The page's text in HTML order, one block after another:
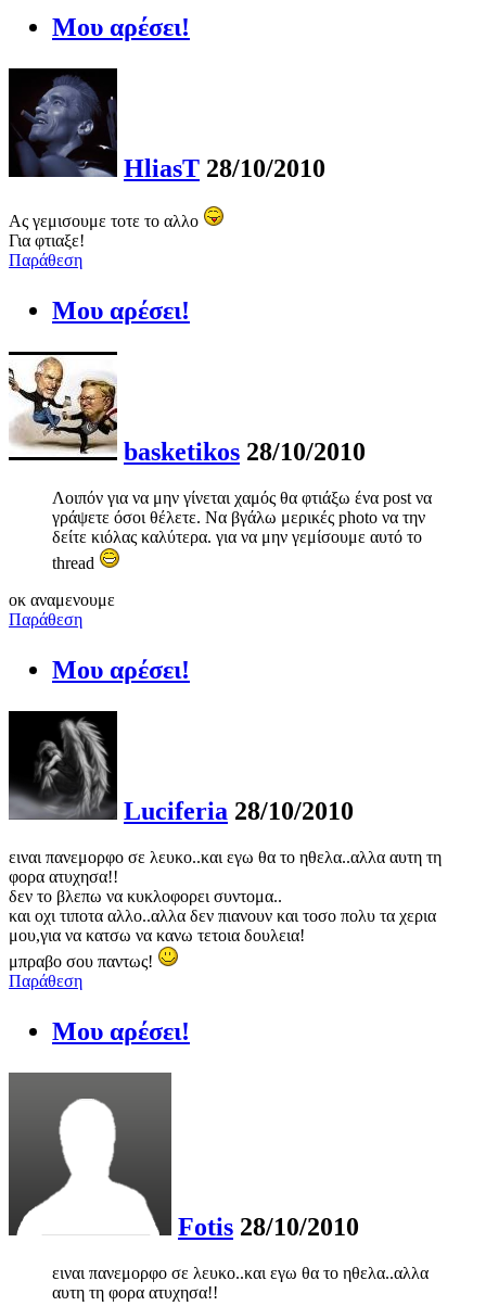
Μου αρέσει!
HliasT 28/10/2010
Ας γεμισουμε τοτε το αλλο
Για φτιαξε!
Παράθεση
Μου αρέσει!
basketikos 28/10/2010
Λοιπόν για να μην γίνεται χαμός θα φτιάξω ένα post να
γράψετε όσοι θέλετε. Να βγάλω μερικές photo να την
δείτε κιόλας καλύτερα. για να μην γεμίσουμε αυτό το
thread
οκ αναμενουμε
Παράθεση
Μου αρέσει!
Luciferia 28/10/2010
ειναι πανεμορφο σε λευκο..και εγω θα το ηθελα..αλλα αυτη τη
φορα ατυχησα!!
δεν το βλεπω να κυκλοφορει συντομα..
και οχι τιποτα αλλο..αλλα δεν πιανουν και τοσο πολυ τα χερια
μου,για να κατσω να κανω τετοια δουλεια!
μπραβο σου παντως!
Παράθεση
Μου αρέσει!
Fotis 28/10/2010
ειναι πανεμορφο σε λευκο..και εγω θα το ηθελα..αλλα
αυτη τη φορα ατυχησα!!